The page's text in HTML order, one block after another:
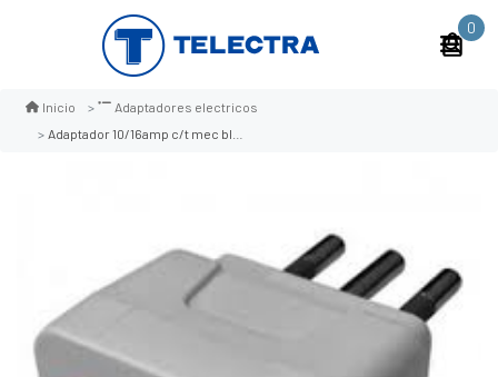
0
Inicio
Adaptadores electricos
Adaptador 10/16amp c/t mec blanco